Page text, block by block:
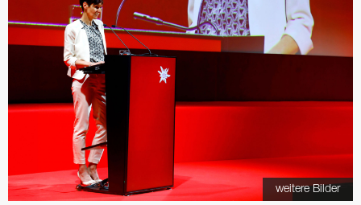
weitere Bilder